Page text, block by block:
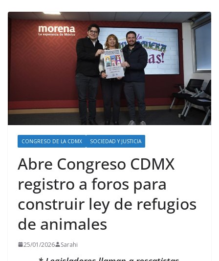
CONGRESO DE LA CDMX SOCIEDAD Y JUSTICIA
Abre Congreso CDMX
registro a foros para
construir ley de refugios
de animales
25/01/2026 Sarahi